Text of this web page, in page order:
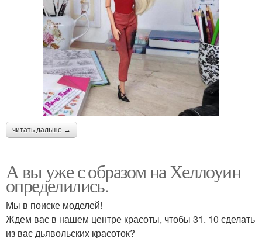
читать дальше →
А вы уже с образом на Хеллоуин
определились.
Мы в поиске моделей!
Ждем вас в нашем центре красоты, чтобы 31. 10 сделать
из вас дьявольских красоток?